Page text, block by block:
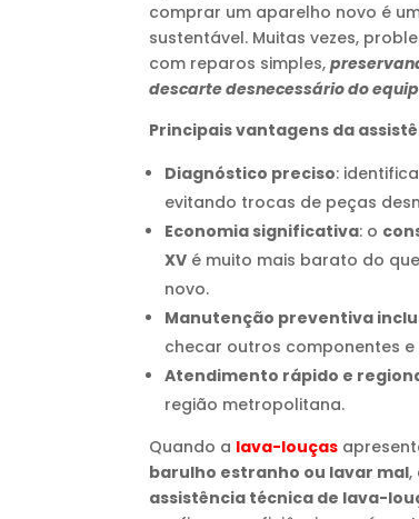
comprar um aparelho novo é
sustentável. Muitas vezes,
com reparos simples,
descarte desnecessário do
Principais vantagens da
Diagnóstico preciso:
evitando trocas de peças
Economia significativa: o
XV é muito mais barato do
novo.
Manutenção preventiva
checar outros componentes
Atendimento rápido e
região metropolitana.
Quando a lava-louças
barulho estranho ou lavar mal,
assistência técnica de lava-